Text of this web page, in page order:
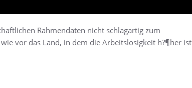
Rahmendaten nicht schlagartig zum
vor das Land, in dem die Arbeitslosigkeit h?¶her ist